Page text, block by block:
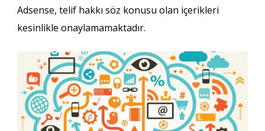
Adsense, telif hakkı söz konusu olan içerikleri
kesinlikle onaylamamaktadır.